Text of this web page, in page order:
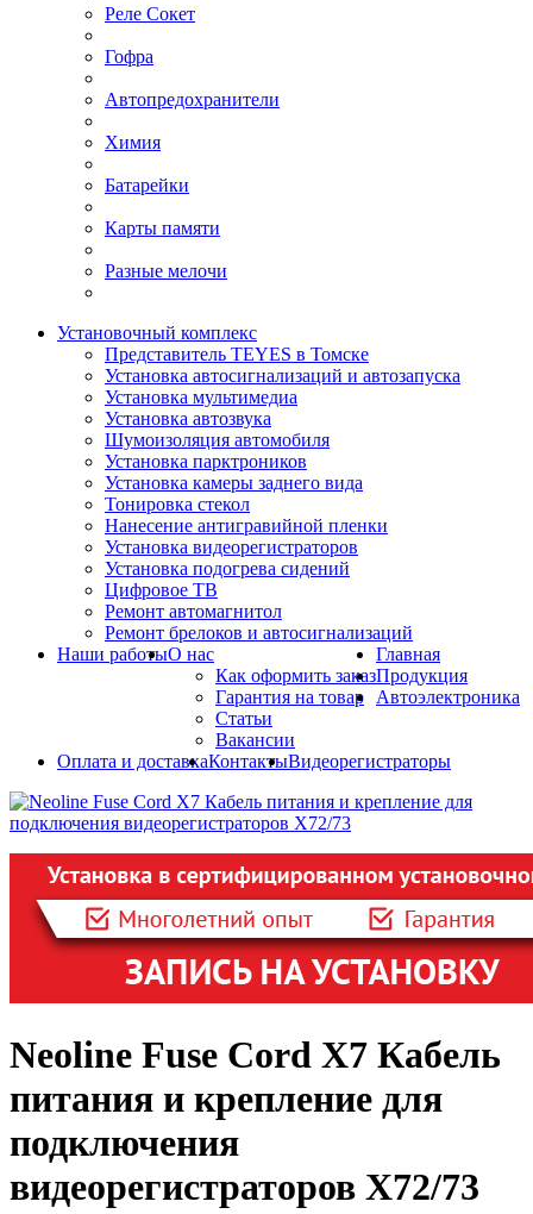
Реле Сокет
Гофра
Автопредохранители
Химия
Батарейки
Карты памяти
Разные мелочи
Установочный комплекс
Представитель TEYES в Томске
Установка автосигнализаций и автозапуска
Установка мультимедиа
Установка автозвука
Шумоизоляция автомобиля
Установка парктроников
Установка камеры заднего вида
Тонировка стекол
Нанесение антигравийной пленки
Установка видеорегистраторов
Установка подогрева сидений
Цифровое ТВ
Ремонт автомагнитол
Ремонт брелоков и автосигнализаций
Наши работыО нас
Как оформить заказ
Гарантия на товар
Статьи
Вакансии
Оплата и доставкаКонтакты
Главная
Продукция
Автоэлектроника
Видеорегистраторы
Neoline Fuse Cord X7 Кабель
питания и крепление для
подключения
видеорегистраторов X72/73